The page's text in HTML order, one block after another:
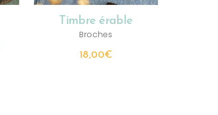
Timbre érable
Broches
18,00€